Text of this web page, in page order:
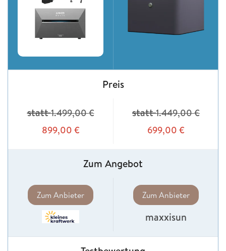
Preis
statt1.499,00€
899,00 €
statt1.449,00€
699,00 €
Zum Angebot
Zum Anbieter Zum Anbieter
maxxisun